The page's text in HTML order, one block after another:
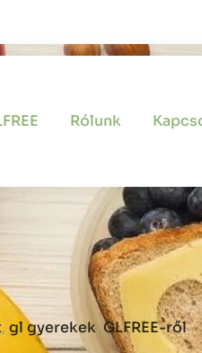
Rólunk
,gl gyerekek,GLFREE-ről